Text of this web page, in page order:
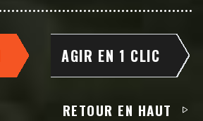
AGIR EN 1 CLIC
RETOUR EN HAUT